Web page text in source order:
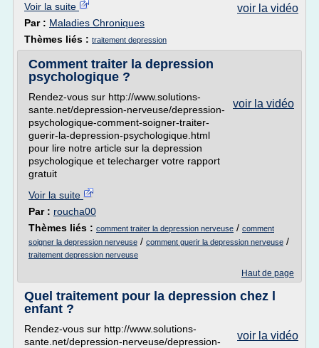
voir la vidéo
Voir la suite
Par : Maladies Chroniques
Thèmes liés : traitement depression
Comment traiter la depression
psychologique ?
voir la vidéo
Rendez-vous sur http://www.solutions-
sante.net/depression-nerveuse/depression-
psychologique-comment-soigner-traiter-
guerir-la-depression-psychologique.html
pour lire notre article sur la depression
psychologique et telecharger votre rapport
gratuit
Voir la suite
Par : roucha00
Thèmes liés : comment traiter la depression nerveuse / comment
soigner la depression nerveuse / comment guerir la depression nerveuse /
traitement depression nerveuse
Haut de page
Quel traitement pour la depression chez l
enfant ?
voir la vidéo
Rendez-vous sur http://www.solutions-
sante.net/depression-nerveuse/depression-